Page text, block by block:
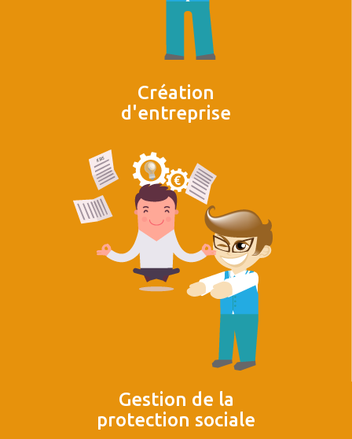
Création
d'entreprise
Gestion de la
protection sociale